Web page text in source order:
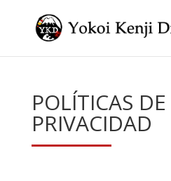
POLÍTICAS DE
PRIVACIDAD